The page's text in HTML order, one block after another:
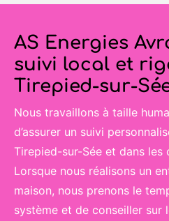
AS Energies
suivi local et
Tirepied-sur-
Nous travaillons à taille
d’assurer un suivi
Tirepied-sur-Sée et dans les
Lorsque nous réalisons un
maison, nous prenons le
système et de conseiller sur